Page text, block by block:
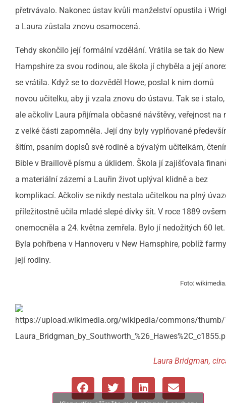
přetrvávalo. Nakonec ústav kvůli manželství opustila i
a Laura zůstala znovu osamocená.
Tehdy skončilo její formální vzdělání. Vrátila se tak do New
Hampshire za svou rodinou, ale škola jí chyběla a její
se vrátila. Když se to dozvěděl Howe, poslal k nim domů
novou učitelku, aby ji vzala znovu do ústavu. Tak se i stalo,
ale ačkoliv Laura přijímala občasné návštěvy, veřejnost na
z velké části zapomněla. Její dny byly vyplňované
šitím, psaním dopisů své rodině a bývalým učitelkám,
Bible v Braillově písmu a úklidem. Škola jí zajišťovala
a materiální zázemí a Lauřin život uplýval klidně a bez
komplikací. Ačkoliv se nikdy nestala učitelkou na plný
příležitostně učila mladé slepé dívky šít. V roce 1889 ovšem
onemocněla a 24. května zemřela. Bylo jí nedožitých 60 let.
Byla pohřbena v Hannoveru v New Hamsphire, poblíž farmy
její rodiny.
Foto:
Laura Bridgman,